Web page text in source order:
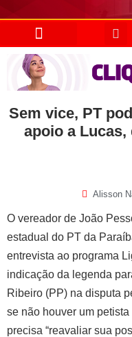
Sem vice, PT
apoio a
Alisson
O vereador de João
estadual do PT da
entrevista ao programa
indicação da legenda
Ribeiro (PP) na disputa
se não houver um
precisa “reavaliar sua